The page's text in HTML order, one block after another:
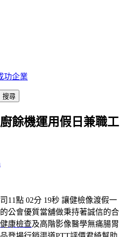
功企業
餘機運用假日兼職工
11點 02分 19秒 讓健檢像渡假一
公會優質當舖做秉持著誠信的合
康檢查及高階影像醫學無痛腸胃